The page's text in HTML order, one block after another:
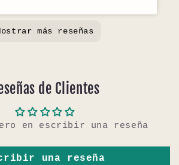
más reseñas
de Clientes
en escribir una reseña
una reseña